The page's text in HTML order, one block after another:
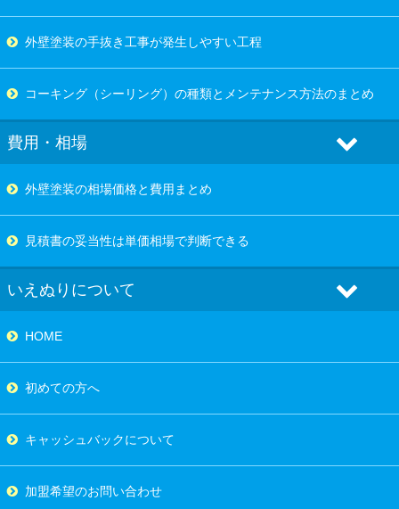
外壁塗装の手抜き工事が発生しやすい工程
コーキング（シーリング）の種類とメンテナンス方法のまとめ
費用・相場
外壁塗装の相場価格と費用まとめ
見積書の妥当性は単価相場で判断できる
いえぬりについて
HOME
初めての方へ
キャッシュバックについて
加盟希望のお問い合わせ